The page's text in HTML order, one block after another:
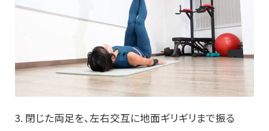
3. 閉じた両足を、左右交互に地面ギリギリまで振る